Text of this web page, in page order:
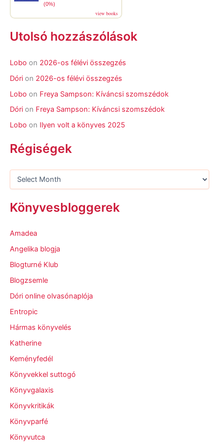
(0%)
view books
Utolsó hozzászólások
Lobo on 2026-os félévi összegzés
Dóri on 2026-os félévi összegzés
Lobo on Freya Sampson: Kíváncsi szomszédok
Dóri on Freya Sampson: Kíváncsi szomszédok
Lobo on Ilyen volt a könyves 2025
Régiségek
Könyvesbloggerek
Amadea
Angelika blogja
Blogturné Klub
Blogzsemle
Dóri online olvasónaplója
Entropic
Hármas könyvelés
Katherine
Keményfedél
Könyvekkel suttogó
Könyvgalaxis
Könyvkritikák
Könyvparfé
Könyvutca